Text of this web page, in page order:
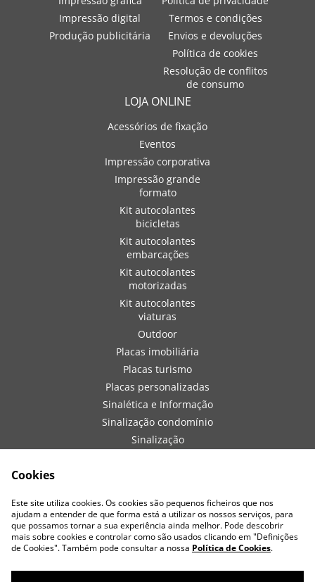
Impressão digital
Produção publicitária
Termos e condições
Envios e devoluções
Política de cookies
Resolução de conflitos
de consumo
LOJA ONLINE
Acessórios de fixação
Eventos
Impressão corporativa
Impressão grande
formato
Kit autocolantes
bicicletas
Kit autocolantes
embarcações
Kit autocolantes
motorizadas
Kit autocolantes
viaturas
Outdoor
Placas imobiliária
Placas turismo
Placas personalizadas
Sinalética e Informação
Sinalização condomínio
Sinalização
embarcações
Vestuário
Cookies
Este site utiliza cookies. Os cookies são pequenos ficheiros que nos
ajudam a entender de que forma está a utilizar os nossos serviços, para
que possamos tornar a sua experiência ainda melhor. Pode descobrir
mais sobre cookies e controlar como são usados clicando em "Definições
de Cookies". Também pode consultar a nossa Política de Cookies.